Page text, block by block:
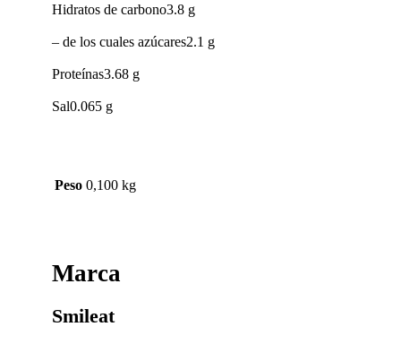
Hidratos de carbono3.8 g
– de los cuales azúcares2.1 g
Proteínas3.68 g
Sal0.065 g
Peso 0,100 kg
Marca
Smileat